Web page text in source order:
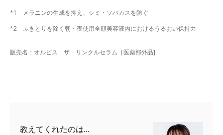
*1 メラニンの生成を抑え、シミ・ソバカスを防ぐ
*2 ふきとりを除く朝・夜使用全顔美容液内におけるうるおい保持力
販売名：オルビス ザ リンクルセラム［医薬部外品]
教えてくれたのは…